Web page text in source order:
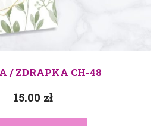
/ ZDRAPKA CH-48
15.00 zł